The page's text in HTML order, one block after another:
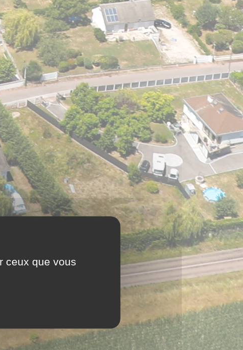
ceux que vous